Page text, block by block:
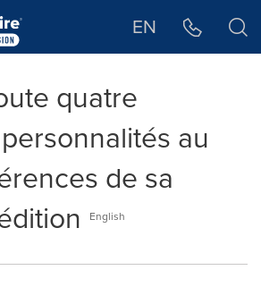
EN
quatre
au
de sa
English